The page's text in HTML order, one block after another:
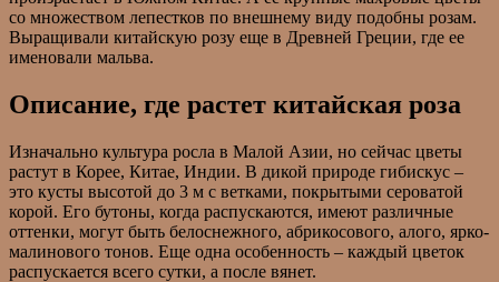
со множеством лепестков по внешнему виду подобны розам.
Выращивали китайскую розу еще в Древней Греции, где ее
именовали мальва.
Описание, где растет китайская роза
Изначально культура росла в Малой Азии, но сейчас цветы
растут в Корее, Китае, Индии. В дикой природе гибискус –
это кусты высотой до 3 м с ветками, покрытыми сероватой
корой. Его бутоны, когда распускаются, имеют различные
оттенки, могут быть белоснежного, абрикосового, алого, ярко-
малинового тонов. Еще одна особенность – каждый цветок
распускается всего сутки, а после вянет.